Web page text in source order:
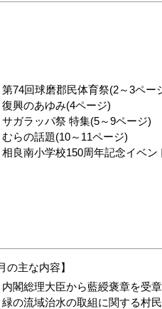
第74回球磨郡民体育祭(2～3ペー
復興のあゆみ(4ページ)
サガラッパ祭 特集(5～9ページ)
むらの話題(10～11ページ)
相良南小学校150周年記念イベン
の主な内容】
内閣総理大臣から藍綬褒章を受
緑の流域治水の取組に関する村